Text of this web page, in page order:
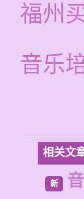
福州
音乐
相关文
新